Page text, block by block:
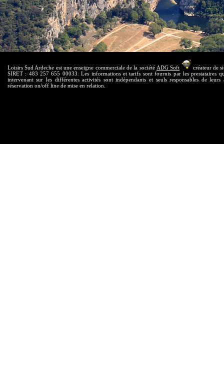
Loisirs Sud Ardeche est une enseigne commerciale de la société ADG Soft
créateur de
SIRET : 483 257 655 00033. Les informations et tarifs sont fournis par les prestataires
intervenant sur les différentes activités sont indépendants et seuls responsables de
réservation on/off line de mise en relation.